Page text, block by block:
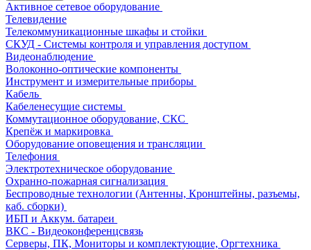
Активное сетевое оборудование
Телевидение
Телекоммуникационные шкафы и стойки
СКУД - Системы контроля и управления доступом
Видеонаблюдение
Волоконно-оптические компоненты
Инструмент и измерительные приборы
Кабель
Кабеленесущие системы
Коммутационное оборудование, СКС
Крепёж и маркировка
Оборудование оповещения и трансляции
Телефония
Электротехническое оборудование
Охранно-пожарная сигнализация
Беспроводные технологии (Антенны, Кронштейны, разъемы,
каб. сборки)
ИБП и Аккум. батареи
ВКС - Видеоконференцсвязь
Серверы, ПК, Мониторы и комплектующие, Оргтехника